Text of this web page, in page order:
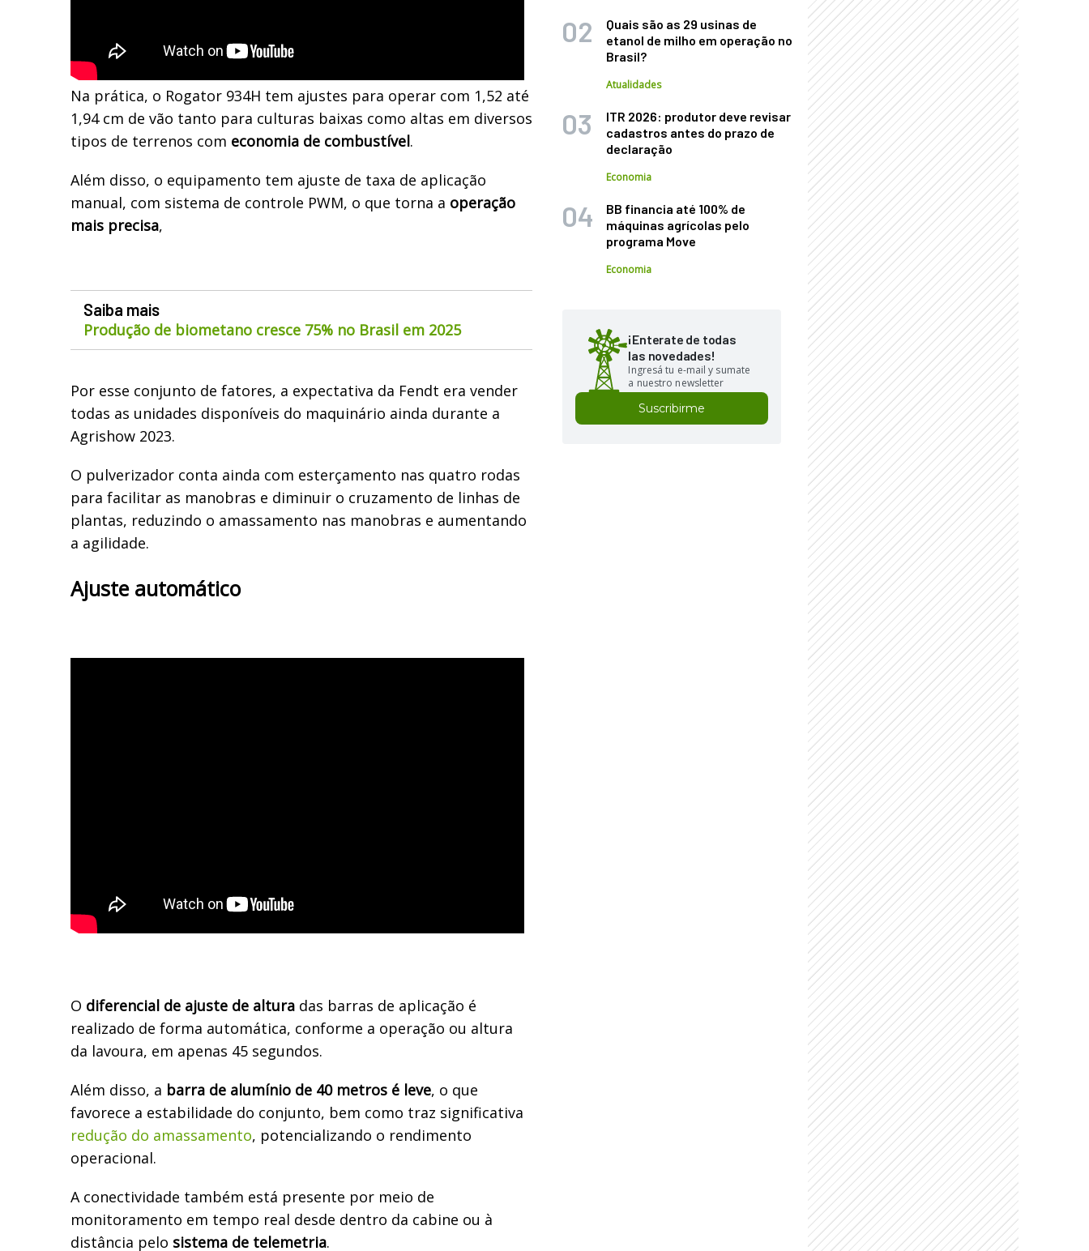
Na prática, o Rogator 934H tem ajustes para operar com 1,52 até
1,94 cm de vão tanto para culturas baixas como altas em diversos
tipos de terrenos com economia de combustível.
Além disso, o equipamento tem ajuste de taxa de aplicação
manual, com sistema de controle PWM, o que torna a operação
mais precisa,
Saiba mais
Produção de biometano cresce 75% no Brasil em 2025
Por esse conjunto de fatores, a expectativa da Fendt era vender
todas as unidades disponíveis do maquinário ainda durante a
Agrishow 2023.
O pulverizador conta ainda com esterçamento nas quatro rodas
para facilitar as manobras e diminuir o cruzamento de linhas de
plantas, reduzindo o amassamento nas manobras e aumentando
a agilidade.
Ajuste automático
O diferencial de ajuste de altura das barras de aplicação é
realizado de forma automática, conforme a operação ou altura
da lavoura, em apenas 45 segundos.
Além disso, a barra de alumínio de 40 metros é leve, o que
favorece a estabilidade do conjunto, bem como traz significativa
redução do amassamento, potencializando o rendimento
operacional.
A conectividade também está presente por meio de
monitoramento em tempo real desde dentro da cabine ou à
distância pelo sistema de telemetria.
Quais são as 29 usinas de
etanol de milho em operação no
Brasil?
Atualidades
ITR 2026: produtor deve revisar
cadastros antes do prazo de
declaração
Economia
BB financia até 100% de
máquinas agrícolas pelo
programa Move
Economia
¡Enterate de todas
las novedades!
Ingresá tu e-mail y sumate
a nuestro newsletter
Suscribirme